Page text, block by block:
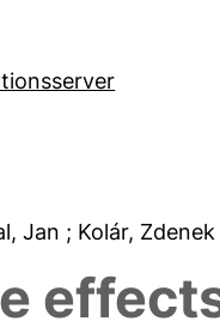
Jan ; Kolár, Zdenek